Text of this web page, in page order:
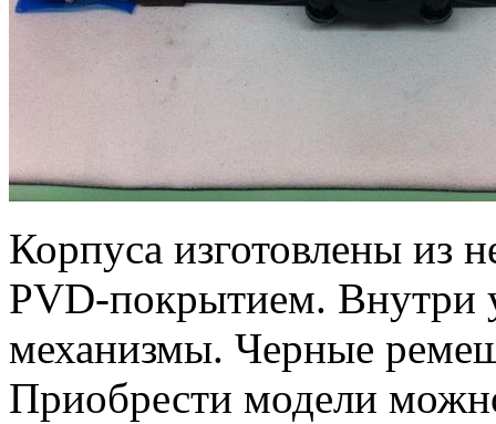
Корпуса изготовлены из
PVD-покрытием. Внутри
механизмы. Черные
Приобрести модели